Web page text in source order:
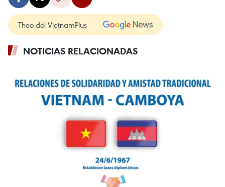
Theo dõi VietnamPlus
NOTICIAS RELACIONADAS